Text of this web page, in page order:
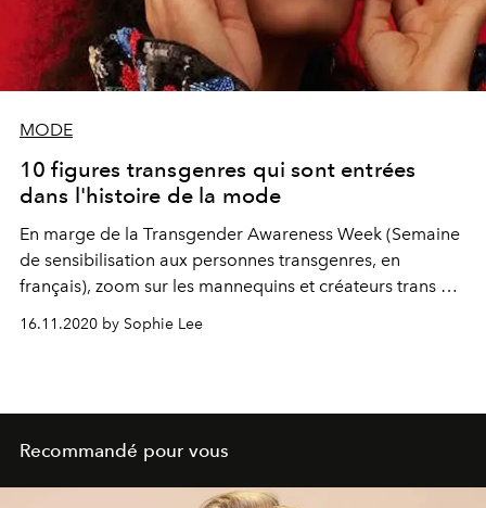
MODE
10 figures transgenres qui sont entrées
dans l'histoire de la mode
En marge de la Transgender Awareness Week (Semaine
de sensibilisation aux personnes transgenres, en
français), zoom sur les mannequins et créateurs trans qui
font évoluer l'industrie de la mode.
16.11.2020 by Sophie Lee
Recommandé pour vous